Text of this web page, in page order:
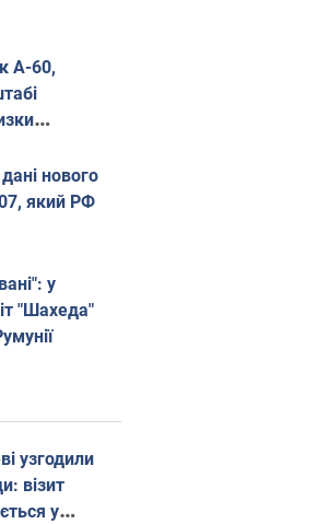
А-60,
нового
який РФ
у
"Шахеда"
узгодили
у